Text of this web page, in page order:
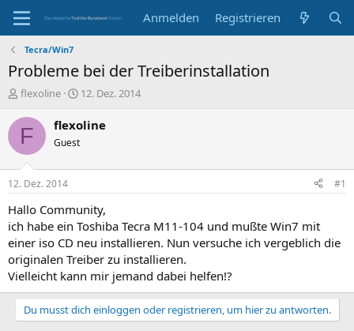
Anmelden Registrieren
Tecra/Win7
Probleme bei der Treiberinstallation
E
s
e
r
flexoline
E
s
t
a
m
12. Dez. 2014
F flexoline
Guest
12. Dez. 2014 #1
Hallo Community,
ich habe ein Toshiba Tecra M11-104 und mußte Win7 mit
einer iso CD neu installieren. Nun versuche ich vergeblich die
originalen Treiber zu installieren.
Vielleicht kann mir jemand dabei helfen!?
Du musst dich einloggen oder registrieren, um hier zu antworten.